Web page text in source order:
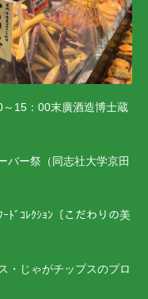
15：00末廣酒造博士蔵
バー祭（同志社大学京田
ﾞｺﾚｸｼｮﾝ〔こだわりの美
・じゃがチップスのプロ